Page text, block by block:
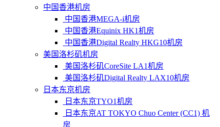
中国香港机房
中国香港MEGA-i机房
中国香港Equinix HK1机房
中国香港Digital Realty HKG10机房
美国洛杉矶机房
美国洛杉矶CoreSite LA1机房
美国洛杉矶Digital Realty LAX10机房
日本东京机房
日本东京TYO1机房
日本东京AT TOKYO Chuo Center (CC1) 机
房